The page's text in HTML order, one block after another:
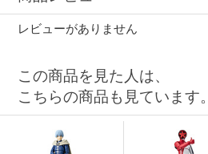
レビューがありません
この商品を見た人は、
こちらの商品も見ています。